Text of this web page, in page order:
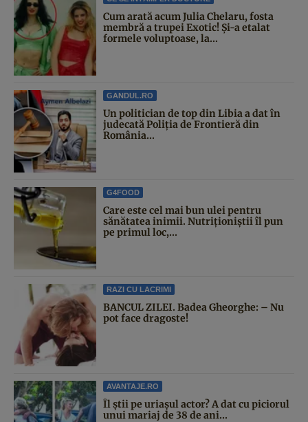
Cum arată acum Julia Chelaru, fosta
membră a trupei Exotic! Și-a etalat
formele voluptoase, la...
GANDUL.RO
Un politician de top din Libia a dat în
judecată Poliția de Frontieră din
România...
G4FOOD
Care este cel mai bun ulei pentru
sănătatea inimii. Nutriționiștii îl pun
pe primul loc,...
RAZI CU LACRIMI
BANCUL ZILEI. Badea Gheorghe: – Nu
pot face dragoste!
AVANTAJE.RO
Îl știi pe uriașul actor? A dat cu piciorul
unui mariaj de 38 de ani...